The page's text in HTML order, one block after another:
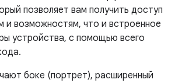
позволяет вам получить доступ
и возможностям, что и встроенное
устройства, с помощью всего
боке (портрет), расширенный